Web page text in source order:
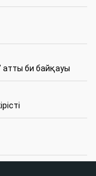
атты би байқауы